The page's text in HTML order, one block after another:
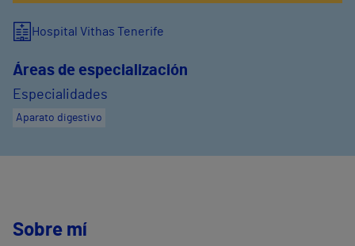
Hospital Vithas Tenerife
Áreas de especialización
Especialidades
Aparato digestivo
Sobre mí